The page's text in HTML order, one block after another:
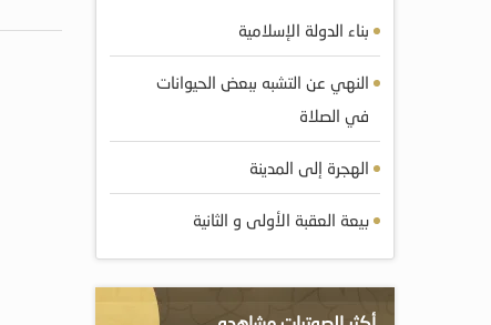
بناء الدولة الإسلامية
النهي عن التشبه ببعض الحيوانات
في الصلاة
الهجرة إلى المدينة
بيعة العقبة الأولى و الثانية